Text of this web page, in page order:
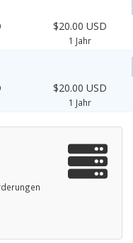
$20.00 USD
1 Jahr
$20.00 USD
1 Jahr